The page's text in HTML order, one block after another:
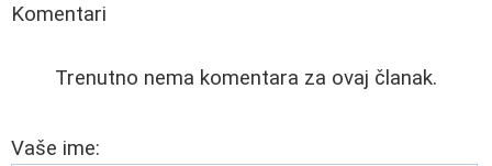
Komentari
Trenutno nema komentara za ovaj članak.
Vaše ime: